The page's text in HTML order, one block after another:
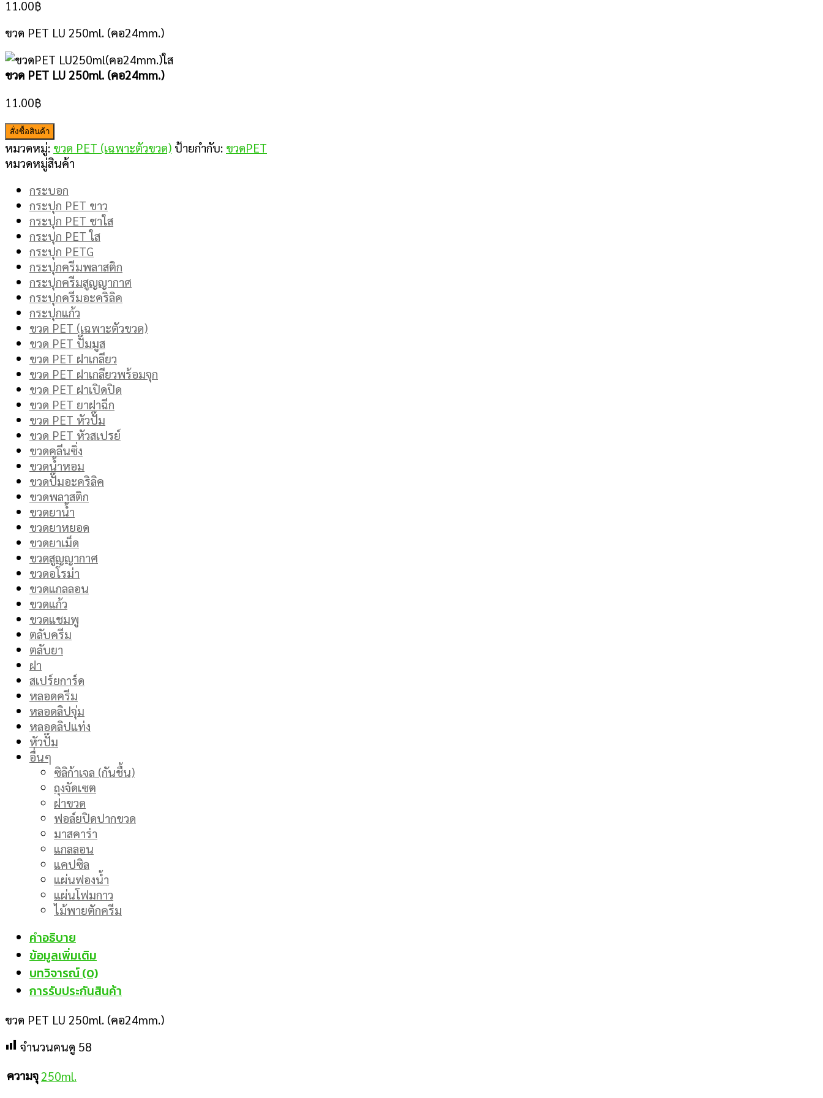
11.00฿
ขวด PET LU 250ml. (คอ24mm.)
ขวด PET LU 250ml. (คอ24mm.)
11.00฿
สั่งซื้อสินค้า
หมวดหมู่: ขวด PET (เฉพาะตัวขวด) ป้ายกำกับ: ขวดPET
หมวดหมู่สินค้า
กระบอก
กระปุก PET ขาว
กระปุก PET ชาใส
กระปุก PET ใส
กระปุก PETG
กระปุกครีมพลาสติก
กระปุกครีมสูญญากาศ
กระปุกครีมอะคริลิค
กระปุกแก้ว
ขวด PET (เฉพาะตัวขวด)
ขวด PET ปั๊มมูส
ขวด PET ฝาเกลียว
ขวด PET ฝาเกลียวพร้อมจุก
ขวด PET ฝาเปิดปิด
ขวด PET ยาฝาฉีก
ขวด PET หัวปั๊ม
ขวด PET หัวสเปรย์
ขวดคลีนซิ่ง
ขวดน้ำหอม
ขวดปั๊มอะคริลิค
ขวดพลาสติก
ขวดยาน้ำ
ขวดยาหยอด
ขวดยาเม็ด
ขวดสูญญากาศ
ขวดอโรม่า
ขวดแกลลอน
ขวดแก้ว
ขวดแชมพู
ตลับครีม
ตลับยา
ฝา
สเปร์ยการ์ด
หลอดครีม
หลอดลิปจุ่ม
หลอดลิปแท่ง
หัวปั๊ม
อื่นๆ
ซิลิก้าเจล (กันชื้น)
ถุงจัดเซต
ฝาขวด
ฟอล์ยปิดปากขวด
มาสคาร่า
แกลลอน
แคปซิล
แผ่นฟองน้ำ
แผ่นโฟมกาว
ไม้พายตักครีม
คำอธิบาย
ข้อมูลเพิ่มเติม
บทวิจารณ์ (0)
การรับประกันสินค้า
ขวด PET LU 250ml. (คอ24mm.)
จำนวนคนดู 58
ความจุ 250ml.